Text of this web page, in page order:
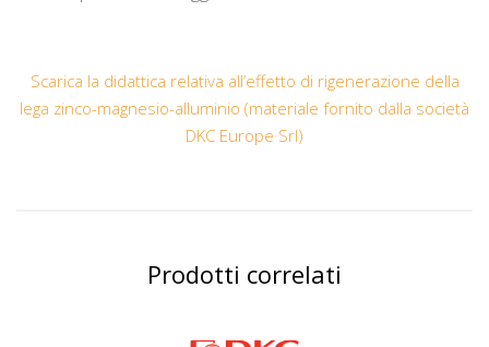
Scarica la didattica relativa all’effetto di rigenerazione della
lega zinco-magnesio-alluminio (materiale fornito dalla società
DKC Europe Srl)
Prodotti correlati